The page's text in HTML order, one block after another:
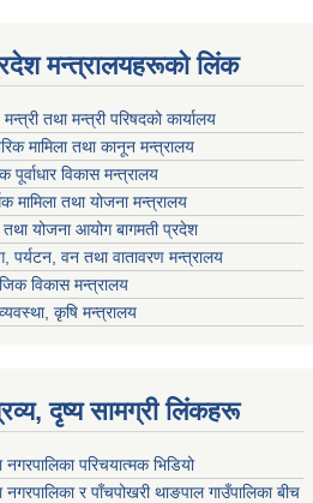
मन्त्रालयहरूको लिंक
तथा मन्त्री परिषदको कार्यालय
मामिला तथा कानून मन्त्रालय
पूर्वाधार विकास मन्त्रालय
मामिला तथा योजना मन्त्रालय
तथा योजना आयोग बागमती प्रदेश
पर्यटन, वन तथा वातावरण मन्त्रालय
विकास मन्त्रालय
कृषि मन्त्रालय
दृष्य सामग्री लिंकहरू
नगरपालिका परिचयात्मक भिडियो
नगरपालिका र पाँचपोखरी थाङपाल गाउँपालिका बीच